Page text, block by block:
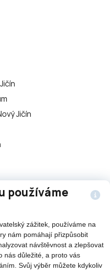
používáme
zážitek, používáme na
nám pomáhají přizpůsobit
návštěvnost a zlepšovat
nás důležité, a proto vás
Svůj výběr můžete kdykoliv
Jičín